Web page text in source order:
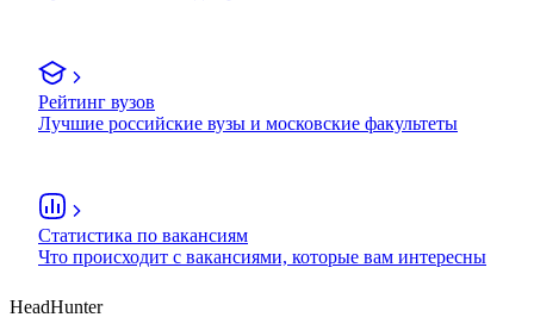
Рейтинг вузов
Лучшие российские вузы и московские факультеты
Статистика по вакансиям
Что происходит с вакансиями, которые вам интересны
HeadHunter